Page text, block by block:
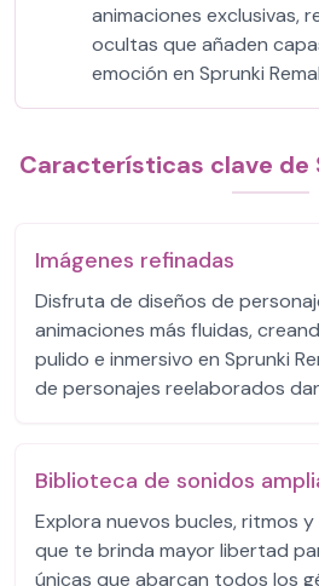
animaciones exclusivas,
ocultas que añaden
emoción en Sprunki
Características clave de
Imágenes refinadas
Disfruta de diseños de
animaciones más fluidas,
pulido e inmersivo en Sprunki
de personajes reelaborados
Biblioteca de sonidos
Explora nuevos bucles, ritmos
que te brinda mayor libertad
únicas que abarcan todos los